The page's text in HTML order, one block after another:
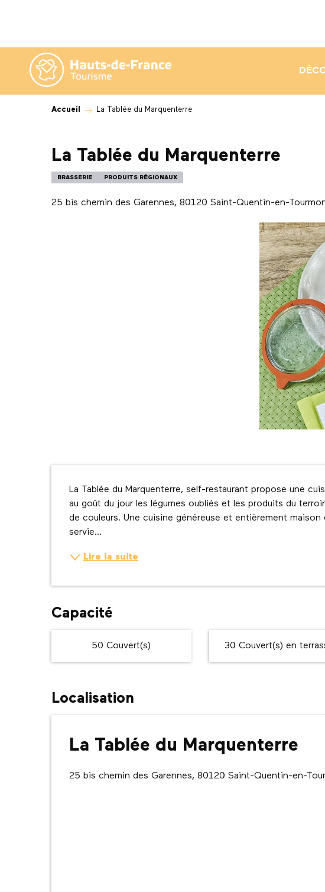
contenu
principal
Accueil La Tablée du Marquenterre
La Tablée du Marquenterre
BRASSERIE PRODUITS RÉGIONAUX
25 bis chemin des Garennes, 80120 Saint-Quentin-en-
Description
La Tablée du Marquenterre, self-restaurant propose une
au goût du jour les légumes oubliés et les produits du
de couleurs. Une cuisine généreuse et entièrement
servie...
Lire la suite
Capacité
50 Couvert(s) 30 Couvert(s) en
Localisation
La Tablée du Marquenterre
25 bis chemin des Garennes, 80120 Saint-Quentin-en-